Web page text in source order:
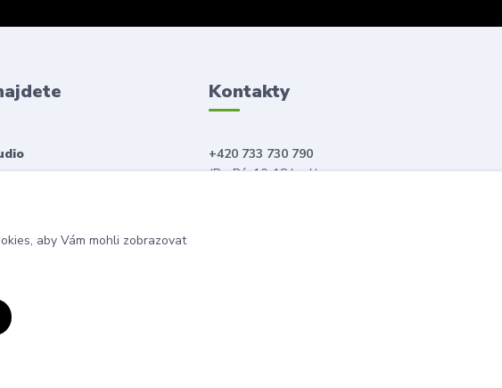
Kontakty
+420 733 730 790
(Po-Pá, 10-18 hod.)
aby Vám mohli zobrazovat